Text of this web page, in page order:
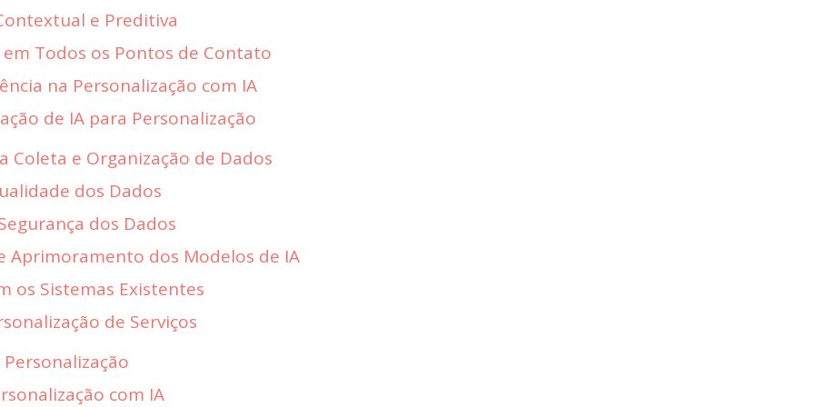
e Preditiva
Todos os Pontos de Contato
na Personalização com IA
de IA para Personalização
Coleta e Organização de Dados
dos Dados
dos Dados
Aprimoramento dos Modelos de IA
os Sistemas Existentes
de Serviços
com IA